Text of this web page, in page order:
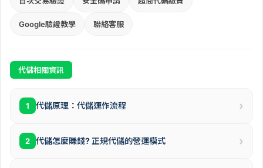
Google驗證教學 聯絡客服
代儲相關資訊
1 代儲原理：代儲運作流程 ›
2 代儲怎麼賺錢? 正規代儲的營運模式 ›